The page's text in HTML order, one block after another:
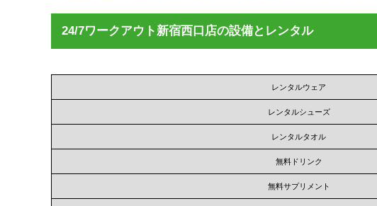
24/7ワークアウト新宿西口店の設備とレンタル
レンタルウェア
レンタルシューズ
レンタルタオル
無料ドリンク
無料サプリメント